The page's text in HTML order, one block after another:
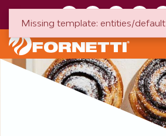
Missing template: entities/default